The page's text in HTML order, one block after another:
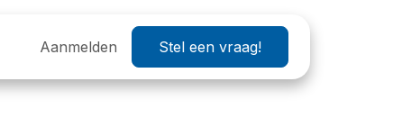
Helpdesk OXP 2026 Wij zoeken
Aanmelden Stel een vraag!